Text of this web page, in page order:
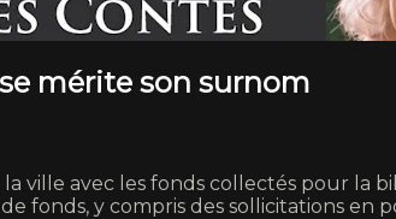
mérite son surnom
ville avec les fonds collectés pour
fonds, y compris des sollicitations